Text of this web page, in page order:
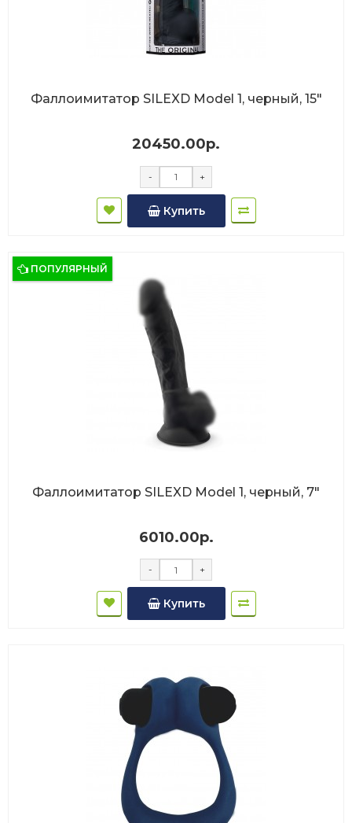
Фаллоимитатор SILEXD Model 1, черный, 15"
20450.00р.
- +
Купить
ПОПУЛЯРНЫЙ
Фаллоимитатор SILEXD Model 1, черный, 7"
6010.00р.
- +
Купить